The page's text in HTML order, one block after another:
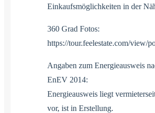
Einkaufsmöglichkeiten in der
360 Grad Fotos:
https://tour.feelestate.com/
Angaben zum Energieausweis
EnEV 2014:
Energieausweis liegt
vor, ist in Erstellung.